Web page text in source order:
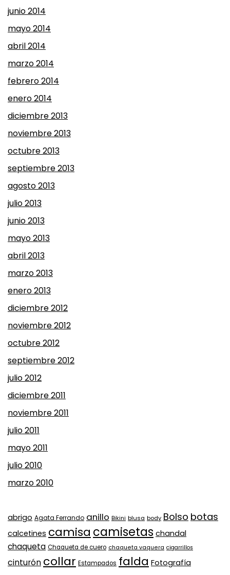
junio 2014
mayo 2014
abril 2014
marzo 2014
febrero 2014
enero 2014
diciembre 2013
noviembre 2013
octubre 2013
septiembre 2013
agosto 2013
julio 2013
junio 2013
mayo 2013
abril 2013
marzo 2013
enero 2013
diciembre 2012
noviembre 2012
octubre 2012
septiembre 2012
julio 2012
diciembre 2011
noviembre 2011
julio 2011
mayo 2011
julio 2010
marzo 2010
abrigo Agata Ferrando anillo Bikini blusa body Bolso botas
calcetines camisa camisetas chandal
chaqueta Chaqueta de cuero chaqueta vaquera cigarrillos
cinturón collar Estampados falda Fotografía